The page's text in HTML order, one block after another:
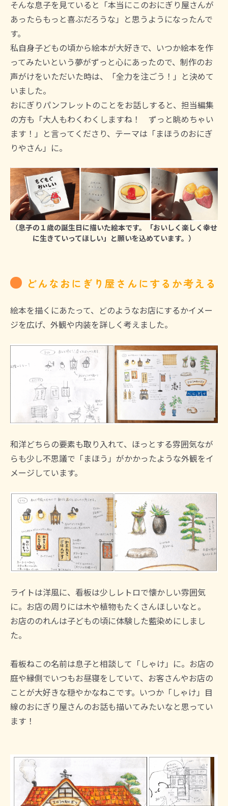
そんな息子を見ていると「本当にこのおにぎり屋さんが
あったらもっと喜ぶだろうな」と思うようになったんで
す。
私自身子どもの頃から絵本が大好きで、いつか絵本を作
ってみたいという夢がずっと心にあったので、制作のお
声がけをいただいた時は、「全力を注ごう！」と決めて
いました。
おにぎりパンフレットのことをお話しすると、担当編集
の方も「大人もわくわくしますね！ ずっと眺めちゃい
ます！」と言ってくださり、テーマは「まほうのおにぎ
りやさん」に。
（息子の１歳の誕生日に描いた絵本です。「おいしく楽しく幸せ
に生きていってほしい」と願いを込めています。）
どんなおにぎり屋さんにするか考える
絵本を描くにあたって、どのようなお店にするかイメー
ジを広げ、外観や内装を詳しく考えました。
和洋どちらの要素も取り入れて、ほっとする雰囲気なが
らも少し不思議で「まほう」がかかったような外観をイ
メージしています。
ライトは洋風に、看板は少しレトロで懐かしい雰囲気
に。お店の周りには木や植物もたくさんほしいなと。
お店ののれんは子どもの頃に体験した藍染めにしまし
た。
看板ねこの名前は息子と相談して「しゃけ」に。お店の
庭や縁側でいつもお昼寝をしていて、お客さんやお店の
ことが大好きな穏やかなねこです。いつか「しゃけ」目
線のおにぎり屋さんのお話も描いてみたいなと思ってい
ます！